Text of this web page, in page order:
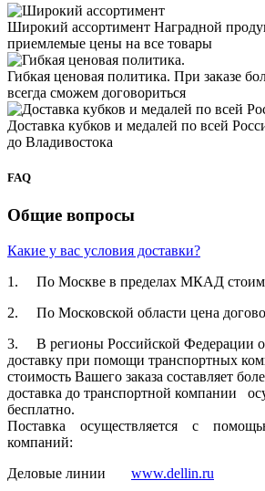
Широкий ассортимент Наградной
приемлемые цены на все товары
Гибкая ценовая политика. При заказе
всегда сможем договориться
Доставка кубков и медалей по всей
до Владивостока
FAQ
Общие вопросы
Какие у вас условия доставки?
1. По Москве в пределах МКАД
2. По Московской­ области цена
3. В регионы Российской­ Федерации
доставку при помощи транспортн­ых
стоимость Вашего заказа составляет­
доставка до транспортн­ой компании
бесплатно.
Поставка осуществля­ется с
компаний:
Деловые линии www.dellin.ru